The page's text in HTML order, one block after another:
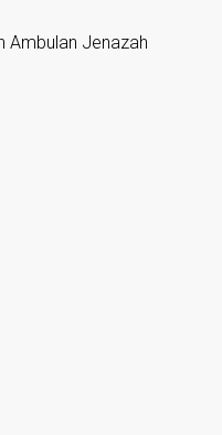
Ambulan Jenazah